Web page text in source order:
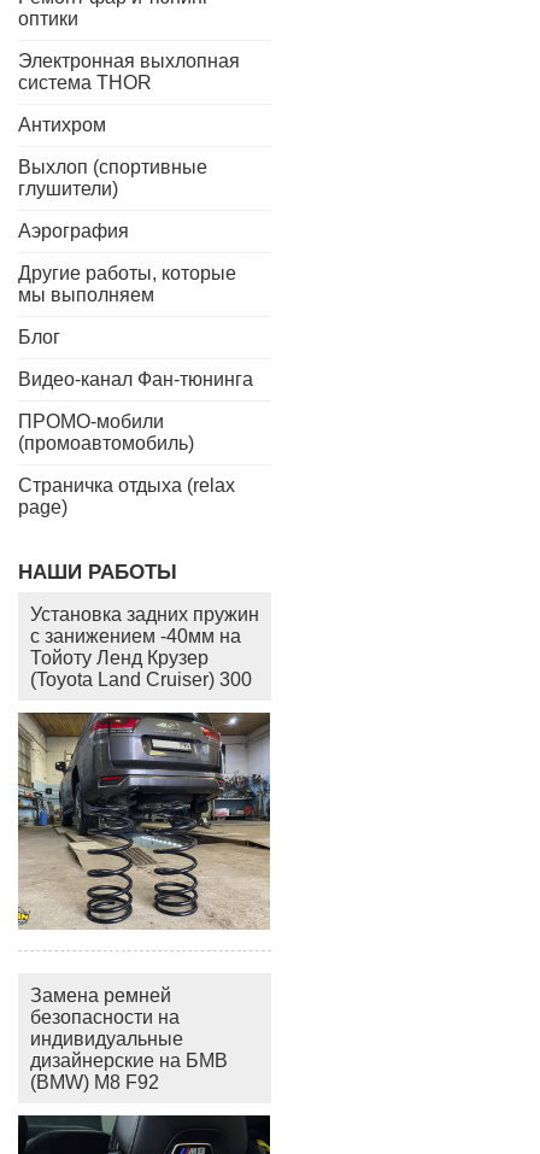
оптики
Электронная выхлопная
система THOR
Антихром
Выхлоп (спортивные
глушители)
Аэрография
Другие работы, которые
мы выполняем
Блог
Видео-канал Фан-тюнинга
ПРОМО-мобили
(промоавтомобиль)
Страничка отдыха (relax
page)
НАШИ РАБОТЫ
Установка задних пружин
с занижением -40мм на
Тойоту Ленд Крузер
(Toyota Land Cruiser) 300
Замена ремней
безопасности на
индивидуальные
дизайнерские на БМВ
(BMW) M8 F92